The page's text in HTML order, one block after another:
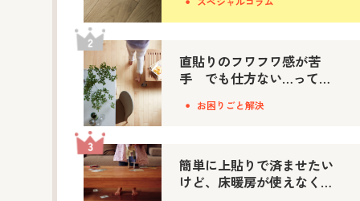
直貼りのフワフワ感が苦
手 でも仕方ない…って思
お困りごと解決
簡単に上貼りで済ませたい
けど、床暖房が使えなくな